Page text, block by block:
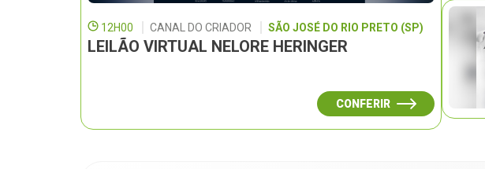
12H00 CANAL DO CRIADOR SÃO JOSÉ DO RIO PRETO (SP)
LEILÃO VIRTUAL NELORE HERINGER
CONFERIR